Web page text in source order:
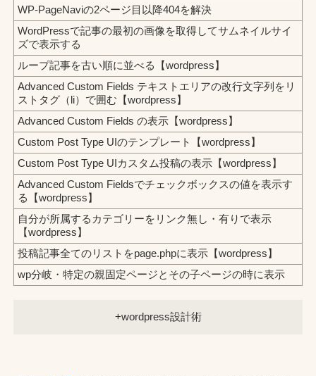
WP-PageNaviの2ページ目以降404を解決
WordPressで記事の最初の画像を取得してサムネイルサイ
ズで表示する
ループ記事を古い順に並べる【wordpress】
Advanced Custom Fields テキストエリアの改行文字列をリ
ストタグ（li）で囲む【wordpress】
Advanced Custom Fields の表示【wordpress】
Custom Post Type UIのテンプレート【wordpress】
Custom Post Type UIカスタム投稿の表示【wordpress】
Advanced Custom Fieldsでチェックボックスの値を表示す
る【wordpress】
自分が所属するカテゴリーをリンク無し・有りで表示
【wordpress】
投稿記事全てのリストをpage.phpに表示【wordpress】
wp分岐・特定の親固定ページとその子ページの時に表示
wordpress設計術